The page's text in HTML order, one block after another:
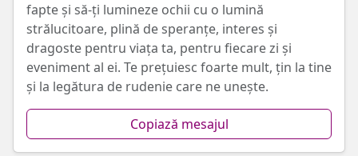
fapte și să-ți lumineze ochii cu o lumină
strălucitoare, plină de speranțe, interes și
dragoste pentru viața ta, pentru fiecare zi și
eveniment al ei. Te prețuiesc foarte mult, țin la tine
și la legătura de rudenie care ne unește.
Copiază mesajul